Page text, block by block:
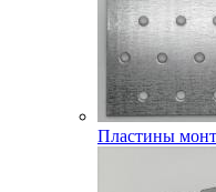
Пластины